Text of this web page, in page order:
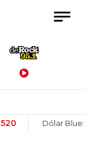
Dólar Blue: